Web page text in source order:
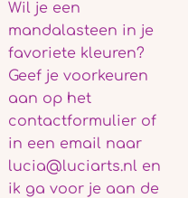
Wil je een
mandalasteen in je
favoriete kleuren?
Geef je voorkeuren
aan op het
contactformulier of
in een email naar
lucia@luciarts.nl en
ik ga voor je aan de